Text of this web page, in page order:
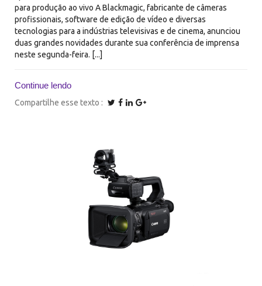
para produção ao vivo A Blackmagic, fabricante de câmeras
profissionais, software de edição de vídeo e diversas
tecnologias para a indústrias televisivas e de cinema, anunciou
duas grandes novidades durante sua conferência de imprensa
neste segunda-feira. [...]
Continue lendo
Compartilhe esse texto